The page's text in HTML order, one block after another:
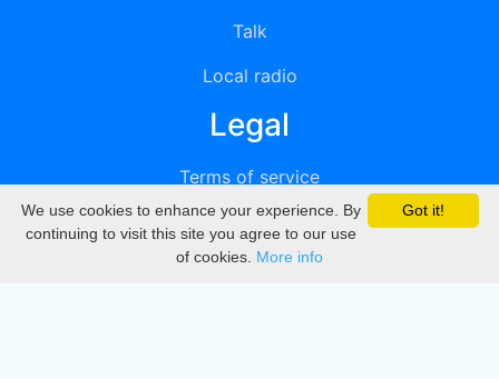
Talk
Local radio
Legal
Terms of service
Privacy
DMCA
Got it!
We use cookies to enhance your experience. By
continuing to visit this site you agree to our use
of cookies. More info